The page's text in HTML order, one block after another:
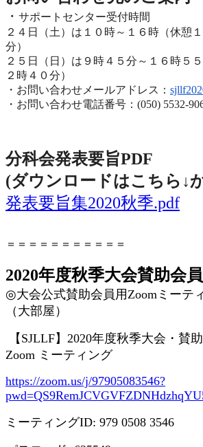
・ サポートセンター受付時間
２４日（土）は１０時～１６時（休憩
分）
２５日（日）は９時４５分～１６時５
２時４０分）
・お問い合わせメールアドレス：
・お問い合わせ電話番号：(050) 5532-
分科会発表要旨PDF
(ダウンロードはこちら↓
発表要旨集2020秋季.pdf
＝＝＝＝＝＝＝＝＝＝＝
2020年度秋季大会賛助会
◎大会公式賛助会員用Zoom ミーテ
（大部屋）
【 SJLLF】 2020年度秋季大会・賛
Zoom ミーティング
https://zoom.us/j/97905083546?
ミーティングID: 979 0508 3546